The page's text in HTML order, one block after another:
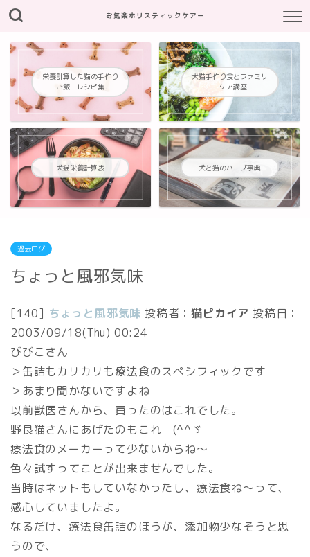
お気楽ホリスティックケアー
栄養計算した猫の手作り
ご飯・レシピ集
犬猫手作り食とファミリ
ーケア講座
犬猫栄養計算表 犬と猫のハーブ事典
過去ログ
ちょっと風邪気味
[140] ちょっと風邪気味 投稿者：猫ピカイア 投稿日：
2003/09/18(Thu) 00:24
びびこさん
＞缶詰もカリカリも療法食のスペシフィックです
＞あまり聞かないですよね
以前獣医さんから、買ったのはこれでした。
野良猫さんにあげたのもこれ (^^ゞ
療法食のメーカーって少ないからね～
色々試すってことが出来ませんでした。
当時はネットもしていなかったし、療法食ね～って、
感心していましたよ。
なるだけ、療法食缶詰のほうが、添加物少なそうと思
うので、